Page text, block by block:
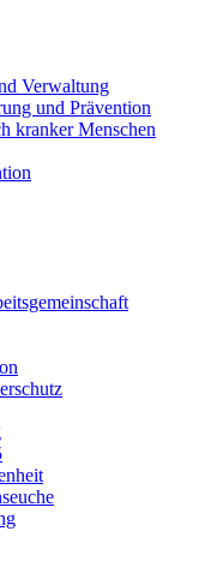
Verwaltung
und Prävention
kranker Menschen